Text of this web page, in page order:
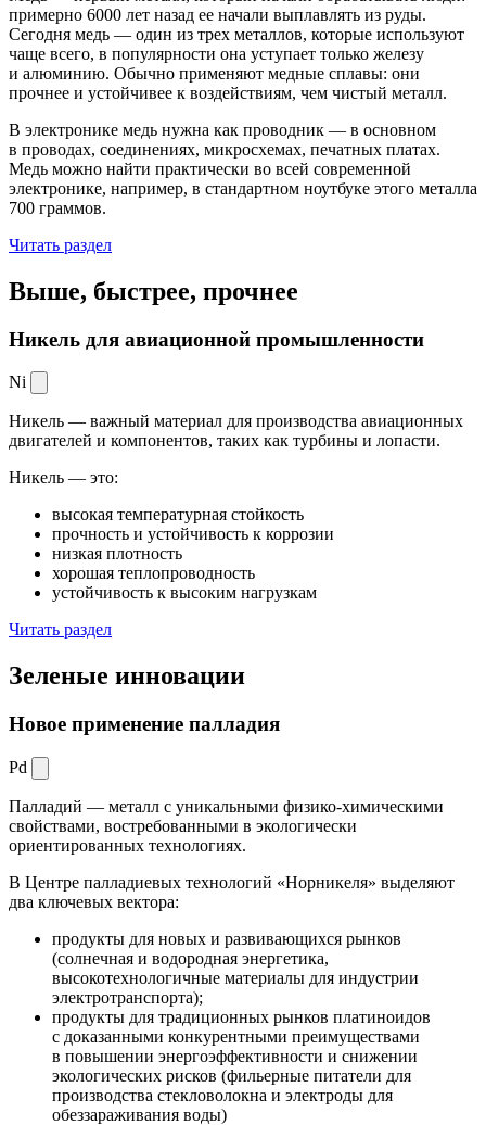
примерно 6000 лет назад ее начали выплавлять из руды.
Сегодня медь — один из трех металлов, которые используют
чаще всего, в популярности она уступает только железу
и алюминию. Обычно применяют медные сплавы: они
прочнее и устойчивее к воздействиям, чем чистый металл.
В электронике медь нужна как проводник — в основном
в проводах, соединениях, микросхемах, печатных платах.
Медь можно найти практически во всей современной
электронике, например, в стандартном ноутбуке этого металла
700 граммов.
Читать раздел
Выше, быстрее, прочнее
Никель для авиационной промышленности
Ni
Никель — важный материал для производства авиационных
двигателей и компонентов, таких как турбины и лопасти.
Никель — это:
высокая температурная стойкость
прочность и устойчивость к коррозии
низкая плотность
хорошая теплопроводность
устойчивость к высоким нагрузкам
Читать раздел
Зеленые инновации
Новое применение палладия
Pd
Палладий — металл с уникальными физико-химическими
свойствами, востребованными в экологически
ориентированных технологиях.
В Центре палладиевых технологий «Норникеля» выделяют
два ключевых вектора:
продукты для новых и развивающихся рынков
(солнечная и водородная энергетика,
высокотехнологичные материалы для индустрии
электротранспорта);
продукты для традиционных рынков платиноидов
с доказанными конкурентными преимуществами
в повышении энергоэффективности и снижении
экологических рисков (фильерные питатели для
производства стекловолокна и электроды для
обеззараживания воды)